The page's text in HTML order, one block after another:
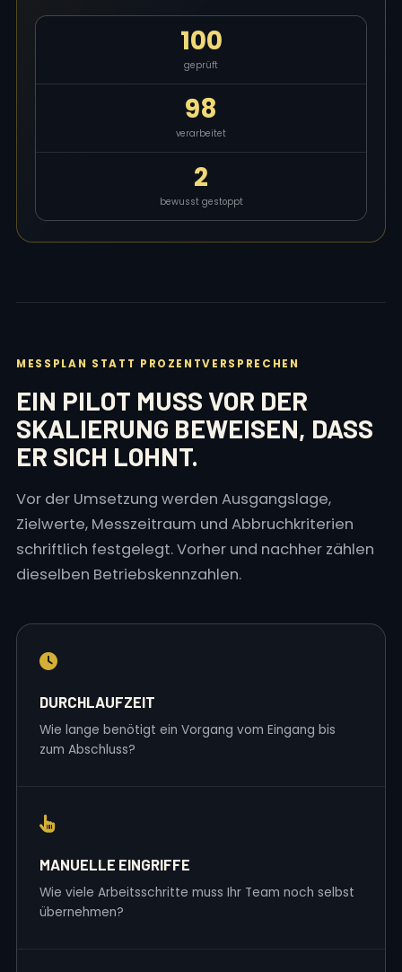
100
geprüft
98
verarbeitet
2
bewusst gestoppt
MESSPLAN STATT PROZENTVERSPRECHEN
EIN PILOT MUSS VOR DER
SKALIERUNG BEWEISEN, DASS
ER SICH LOHNT.
Vor der Umsetzung werden Ausgangslage,
Zielwerte, Messzeitraum und Abbruchkriterien
schriftlich festgelegt. Vorher und nachher zählen
dieselben Betriebskennzahlen.
DURCHLAUFZEIT
Wie lange benötigt ein Vorgang vom Eingang bis
zum Abschluss?
MANUELLE EINGRIFFE
Wie viele Arbeitsschritte muss Ihr Team noch selbst
übernehmen?